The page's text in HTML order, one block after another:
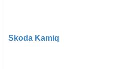
Skoda Kamiq